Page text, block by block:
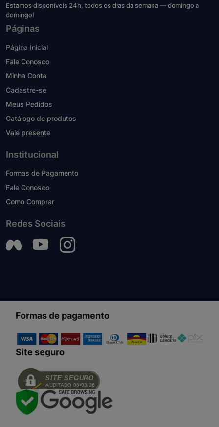
Estamos disponíveis 24h, todos os dias da semana — domingo a
domingo!
Páginas
Página Inicial
Fale Conosco
Minha Conta
Cadastre-se
Meus Pedidos
Catálogo de produtos
Vale presente
Institucional
Formas de Pagamento
Fale Conosco
Como Comprar
Redes Sociais
Formas de pagamento
Site seguro
SITE SEGURO
AUDITADO 06/08/26